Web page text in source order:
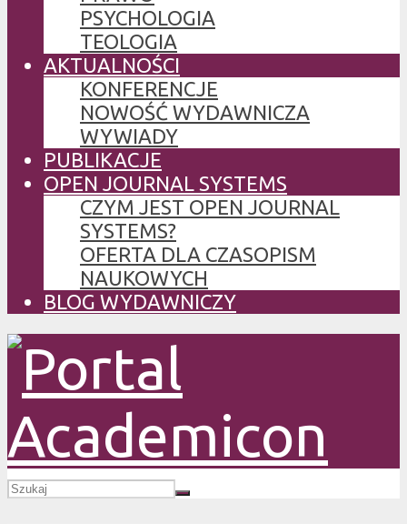
PSYCHOLOGIA
TEOLOGIA
AKTUALNOŚCI
KONFERENCJE
NOWOŚĆ WYDAWNICZA
WYWIADY
PUBLIKACJE
OPEN JOURNAL SYSTEMS
CZYM JEST OPEN JOURNAL
SYSTEMS?
OFERTA DLA CZASOPISM
NAUKOWYCH
BLOG WYDAWNICZY